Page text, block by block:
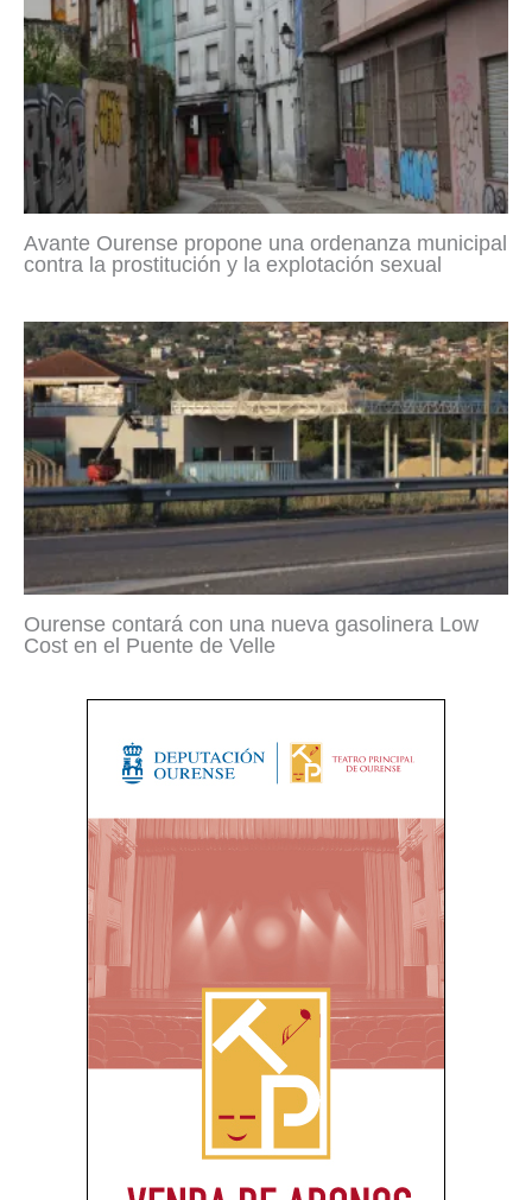
Avante Ourense propone una ordenanza municipal
contra la prostitución y la explotación sexual
Ourense contará con una nueva gasolinera Low
Cost en el Puente de Velle